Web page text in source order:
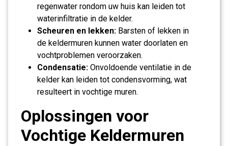
regenwater rondom uw huis kan leiden tot
waterinfiltratie in de kelder.
Scheuren en lekken: Barsten of lekken in
de keldermuren kunnen water doorlaten en
vochtproblemen veroorzaken.
Condensatie: Onvoldoende ventilatie in de
kelder kan leiden tot condensvorming, wat
resulteert in vochtige muren.
Oplossingen voor
Vochtige Keldermuren